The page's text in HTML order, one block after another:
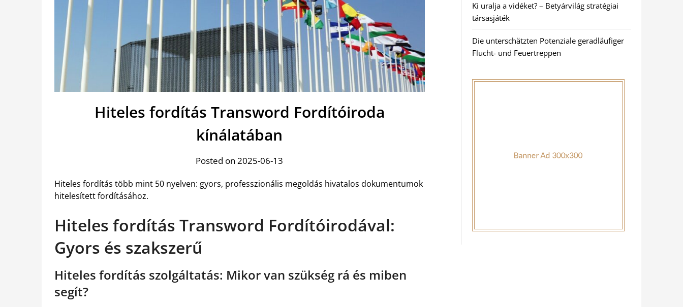
Hiteles fordítás Transword Fordítóiroda
kínálatában
Posted on 2025-06-13
Hiteles fordítás több mint 50 nyelven: gyors, professzionális megoldás hivatalos dokumentumok
hitelesített fordításához.
Hiteles fordítás Transword Fordítóirodával:
Gyors és szakszerű
Hiteles fordítás szolgáltatás: Mikor van szükség rá és miben
segít?
Ki uralja a vidéket? – Betyárvilág stratégiai
társasjáték
Die unterschätzten Potenziale geradläufiger
Flucht- und Feuertreppen